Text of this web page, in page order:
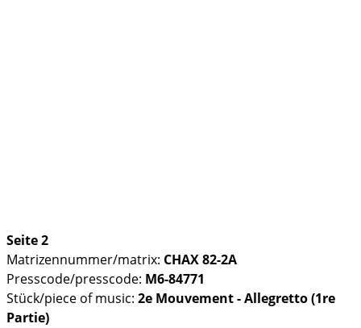
Seite 2
Matrizennummer/matrix: CHAX 82-2A
Presscode/presscode: M6-84771
Stück/piece of music: 2e Mouvement - Allegretto (1re
Partie)